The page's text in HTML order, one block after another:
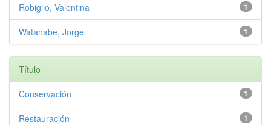
1
Robiglio, Valentina
1
Watanabe, Jorge
Título
1
Conservación
1
Restauración